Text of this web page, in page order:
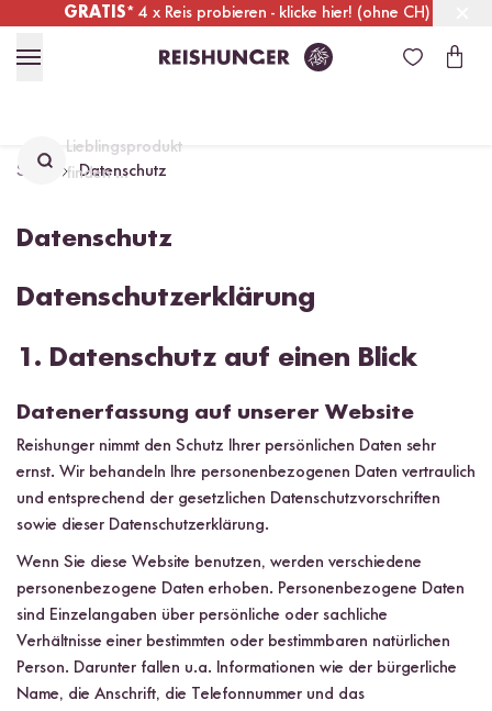
GRATIS* 4 x Reis probieren - klicke hier! (ohne CH)
Deutschland Kostenloser Versandab 49 €
Lieblingsprodukt
finden ...
Start Datenschutz
Datenschutz
Datenschutzerklärung
1. Datenschutz auf einen Blick
Datenerfassung auf unserer Website
Reishunger nimmt den Schutz Ihrer persönlichen Daten sehr
ernst. Wir behandeln Ihre personenbezogenen Daten vertraulich
und entsprechend der gesetzlichen Datenschutzvorschriften
sowie dieser Datenschutzerklärung.
Wenn Sie diese Website benutzen, werden verschiedene
personenbezogene Daten erhoben. Personenbezogene Daten
sind Einzelangaben über persönliche oder sachliche
Verhältnisse einer bestimmten oder bestimmbaren natürlichen
Person. Darunter fallen u.a. Informationen wie der bürgerliche
Name, die Anschrift, die Telefonnummer und das